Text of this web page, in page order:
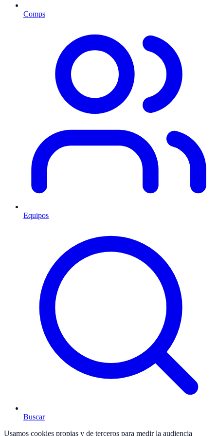
Comps
Equipos
Buscar
Usamos cookies propias y de terceros para medir la audiencia